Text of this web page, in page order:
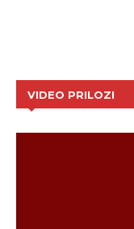
VIDEO PRILOZI